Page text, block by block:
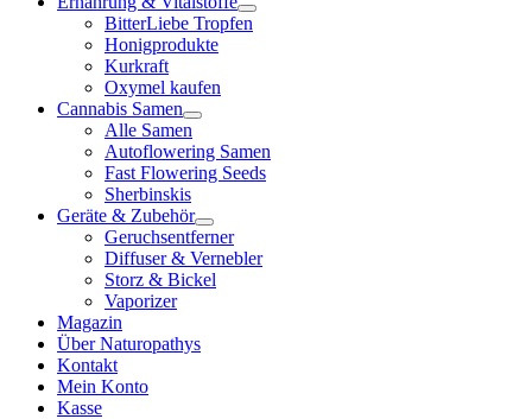
BitterLiebe Tropfen
Honigprodukte
Kurkraft
Oxymel kaufen
Cannabis Samen
Alle Samen
Autoflowering Samen
Fast Flowering Seeds
Sherbinskis
Geräte & Zubehör
Geruchsentferner
Diffuser & Vernebler
Storz & Bickel
Vaporizer
Magazin
Über Naturopathys
Kontakt
Mein Konto
Kasse